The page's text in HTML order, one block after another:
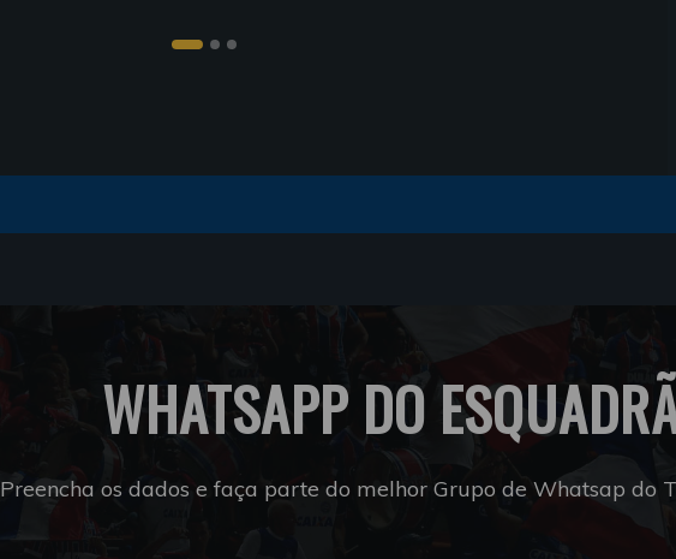
WHATSAPP DO
Preencha os dados e faça parte do melhor Grupo de Whatsap do